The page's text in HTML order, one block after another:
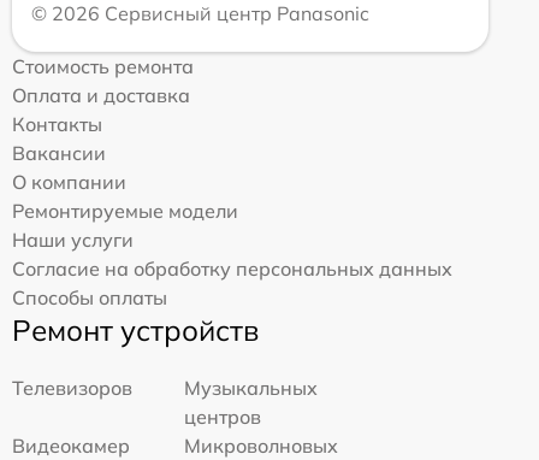
© 2026 Сервисный центр Panasonic
Стоимость ремонта
Оплата и доставка
Контакты
Вакансии
О компании
Ремонтируемые модели
Наши услуги
Согласие на обработку персональных данных
Способы оплаты
Ремонт устройств
Телевизоров
Музыкальных
центров
Видеокамер
Микроволновых